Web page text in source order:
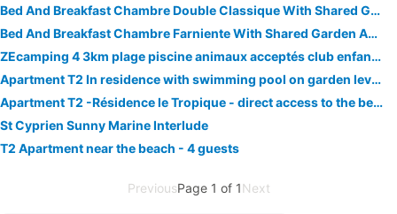
Bed And Breakfast Chambre Double Classique With Shared Garden And Air Conditioning
Bed And Breakfast Chambre Farniente With Shared Garden And Air Conditioning
ZEcamping 4 3km plage piscine animaux acceptés club enfant animations
Apartment T2 In residence with swimming pool on garden level, seafront.
Apartment T2 -Résidence le Tropique - direct access to the beach + swimming pool
St Cyprien Sunny Marine Interlude
T2 Apartment near the beach - 4 guests
PreviousPage 1 of 1Next